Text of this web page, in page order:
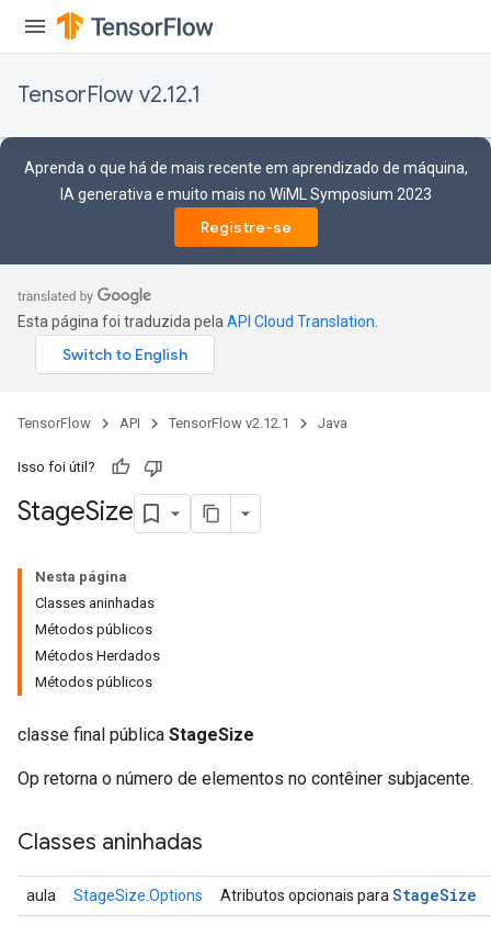
TensorFlow v2.12.1
Aprenda o que há de mais recente em aprendizado de máquina,
IA generativa e muito mais no WiML Symposium 2023
Registre-se
Esta página foi traduzida pela API Cloud Translation
TensorFlow API TensorFlow v2.12.1 Java
Isso foi útil?
StageSize
Nesta página
Classes aninhadas
Métodos públicos
Métodos Herdados
Métodos públicos
classe final pública StageSize
Op retorna o número de elementos no contêiner subjacente.
Classes aninhadas
aula StageSize.Options Atributos opcionais para StageSize